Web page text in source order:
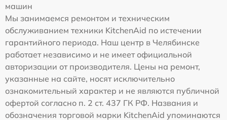
машин
Мы занимаемся ремонтом и техническим
обслуживанием техники KitchenAid по истечении
гарантийного периода. Наш центр в Челябинске
работает независимо и не имеет официальной
авторизации от производителя. Цены на ремонт,
указанные на сайте, носят исключительно
ознакомительный характер и не являются публичной
офертой согласно п. 2 ст. 437 ГК РФ. Названия и
обозначения торговой марки KitchenAid упоминаются